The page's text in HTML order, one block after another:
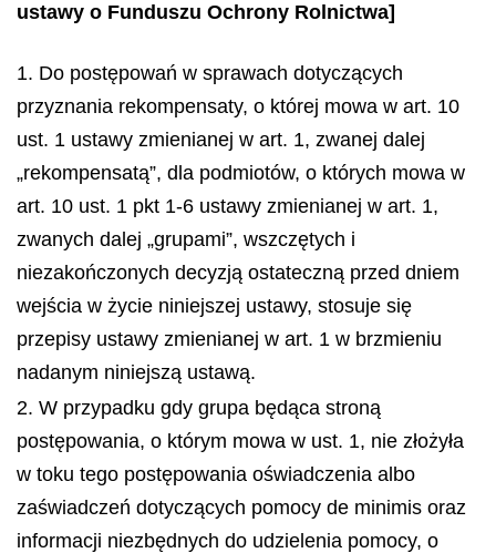
ustawy o Funduszu Ochrony Rolnictwa]
1. Do postępowań w sprawach dotyczących
przyznania rekompensaty, o której mowa w art. 10
ust. 1 ustawy zmienianej w art. 1, zwanej dalej
„rekompensatą”, dla podmiotów, o których mowa w
art. 10 ust. 1 pkt 1-6 ustawy zmienianej w art. 1,
zwanych dalej „grupami”, wszczętych i
niezakończonych decyzją ostateczną przed dniem
wejścia w życie niniejszej ustawy, stosuje się
przepisy ustawy zmienianej w art. 1 w brzmieniu
nadanym niniejszą ustawą.
2. W przypadku gdy grupa będąca stroną
postępowania, o którym mowa w ust. 1, nie złożyła
w toku tego postępowania oświadczenia albo
zaświadczeń dotyczących pomocy de minimis oraz
informacji niezbędnych do udzielenia pomocy, o